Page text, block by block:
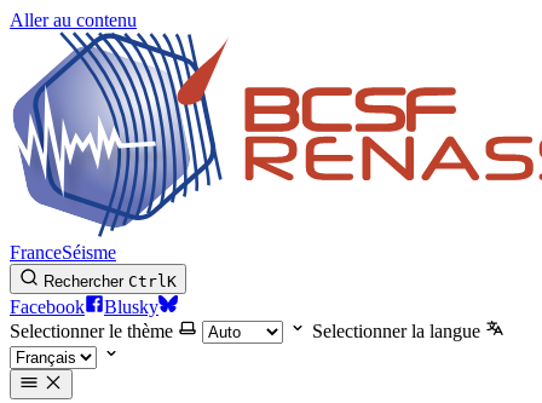
Aller au contenu
FranceSéisme
Rechercher CtrlK
Facebook
Blusky
Selectionner le thème
Selectionner la langue